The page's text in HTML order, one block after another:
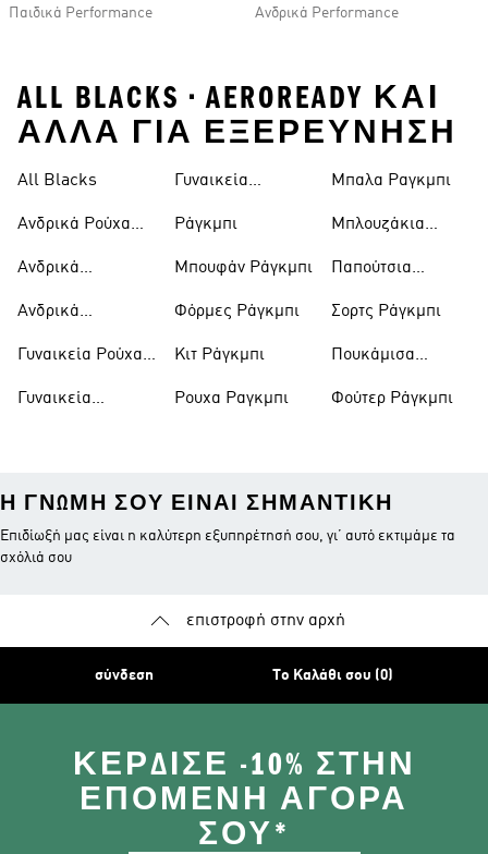
Παιδικά Performance
Ανδρικά Performance
ALL BLACKS • AEROREADY ΚΑΙ
ΑΛΛΑ ΓΙΑ ΕΞΕΡΕΥΝΗΣΗ
All Blacks
Ανδρικά Ρούχα
Ανδρικά
Ράγκμπι
Ανδρικά
Ράγκμπι
Γυναικεία Ρούχα
Γυναικεία
Ράγκμπι
Γυναικεία
Ράγκμπι
Ράγκμπι
Μπουφάν Ράγκμπι
Φόρμες Ράγκμπι
Κιτ Ράγκμπι
Ρουχα Ραγκμπι
Μπαλα Ραγκμπι
Μπλουζάκια
Παπούτσια
Σορτς Ράγκμπι
Πουκάμισα
Φούτερ Ράγκμπι
Η ΓΝΏΜΗ ΣΟΥ ΕΊΝΑΙ ΣΗΜΑΝΤΙΚΉ
Επιδίωξή μας είναι η καλύτερη εξυπηρέτησή σου, γι’ αυτό εκτιμάμε τα
σχόλιά σου
επιστροφή στην αρχή
σύνδεση Το Καλάθι σου (0)
ΚΈΡΔΙΣΕ -10% ΣΤΗΝ
ΕΠΌΜΕΝΗ ΑΓΟΡΆ
ΣΟΥ*